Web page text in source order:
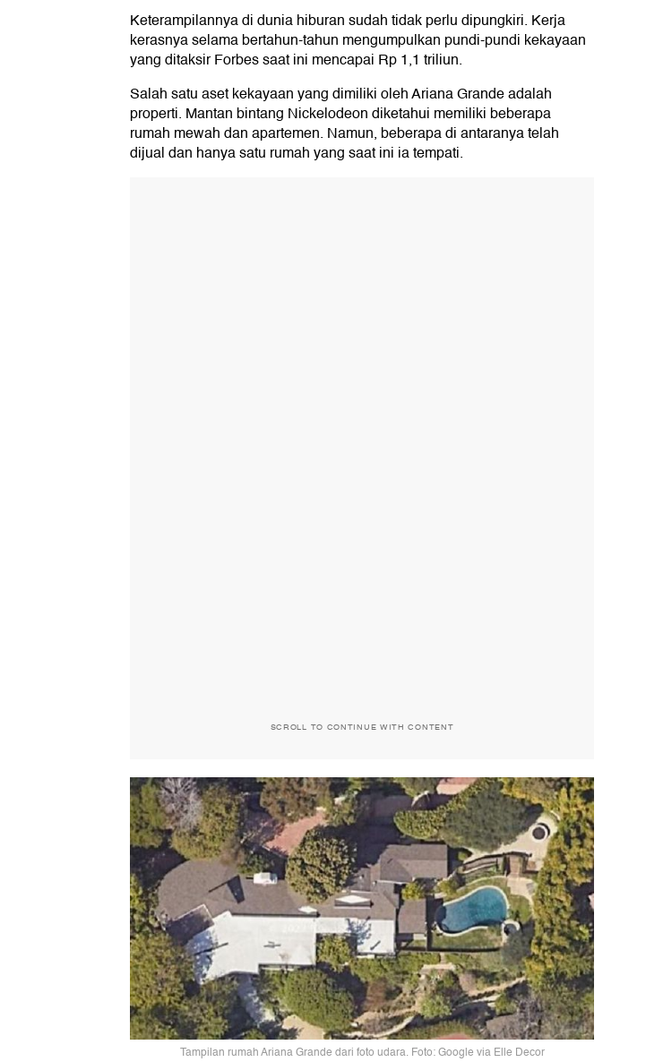
Keterampilannya di dunia hiburan sudah tidak perlu dipungkiri. Kerja
kerasnya selama bertahun-tahun mengumpulkan pundi-pundi kekayaan
yang ditaksir Forbes saat ini mencapai Rp 1,1 triliun.
Salah satu aset kekayaan yang dimiliki oleh Ariana Grande adalah
properti. Mantan bintang Nickelodeon diketahui memiliki beberapa
rumah mewah dan apartemen. Namun, beberapa di antaranya telah
dijual dan hanya satu rumah yang saat ini ia tempati.
SCROLL TO CONTINUE WITH CONTENT
Tampilan rumah Ariana Grande dari foto udara. Foto: Google via Elle Decor